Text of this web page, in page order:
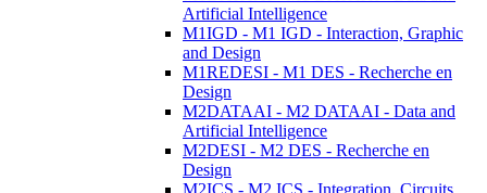
Artificial Intelligence
M1IGD - M1 IGD - Interaction, Graphic
and Design
M1REDESI - M1 DES - Recherche en
Design
M2DATAAI - M2 DATAAI - Data and
Artificial Intelligence
M2DESI - M2 DES - Recherche en
Design
M2ICS - M2 ICS - Integration, Circuits